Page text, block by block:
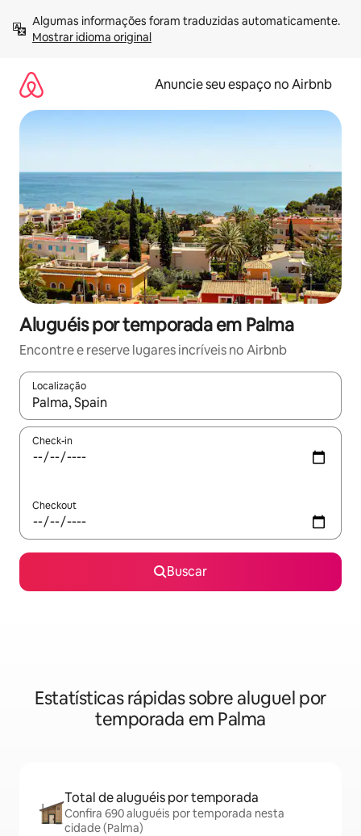
para
Mostrar idioma original
Anuncie seu espaço no Airbnb
Aluguéis por temporada em Palma
Encontre e reserve lugares incríveis no Airbnb
Localização
Quando os resultados estiverem disponíveis, explore-os
Check-in
Checkout
Buscar
Estatísticas rápidas sobre aluguel por
temporada em Palma
Total de aluguéis por temporada
Confira 690 aluguéis por temporada nesta
cidade (Palma)